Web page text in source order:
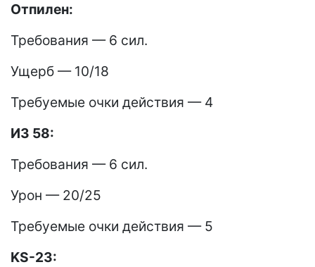
Отпилен:
Требования — 6 сил.
Ущерб — 10/18
Требуемые очки действия — 4
ИЗ 58:
Требования — 6 сил.
Урон — 20/25
Требуемые очки действия — 5
KS-23: